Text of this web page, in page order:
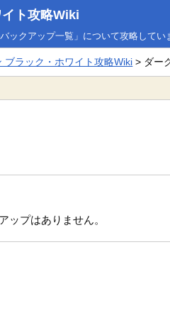
ト攻略Wiki
ックアップ一覧」について攻略してい
ブラック・ホワイト攻略Wiki > ダー
ップはありません。